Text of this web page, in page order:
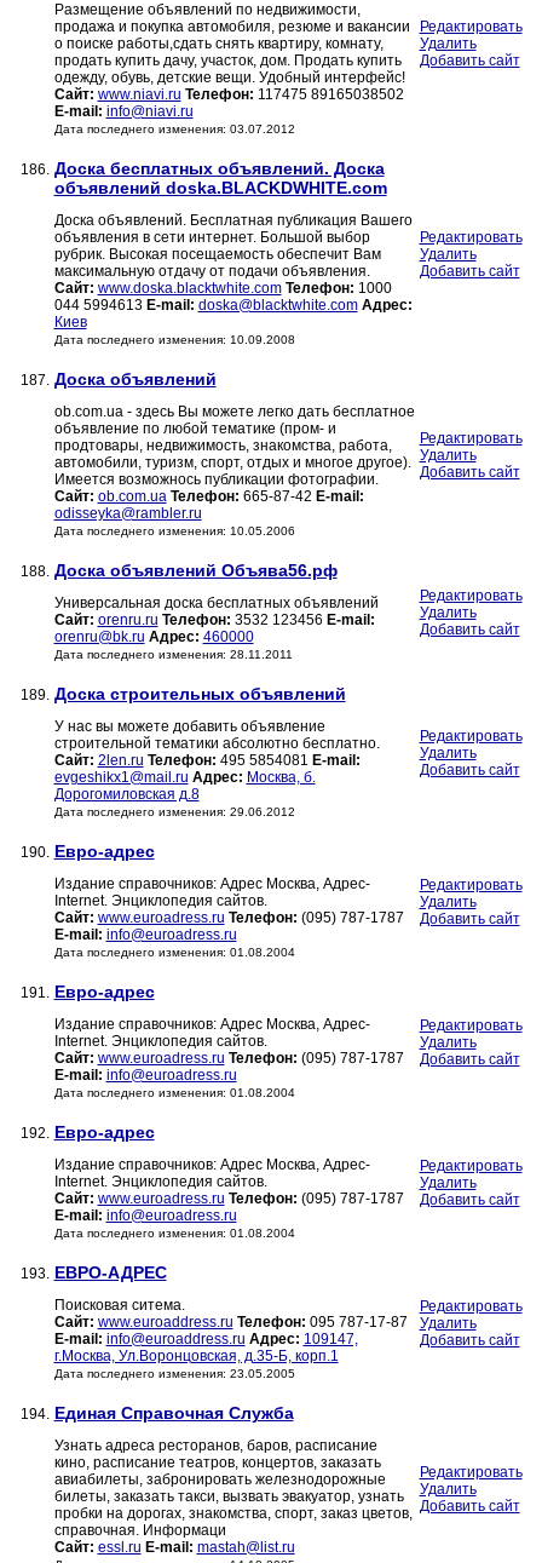
Размещение объявлений по недвижимости,
продажа и покупка автомобиля, резюме и вакансии
о поиске работы,сдать снять квартиру, комнату,
продать купить дачу, участок, дом. Продать купить
одежду, обувь, детские вещи. Удобный интерфейс!
Сайт: www.niavi.ru Телефон: 117475 89165038502
E-mail: info@niavi.ru
Дата последнего изменения: 03.07.2012
Редактировать
Удалить
Добавить сайт
186. Доска бесплатных объявлений. Доска
объявлений doska.BLACKDWHITE.com
Доска объявлений. Бесплатная публикация Вашего
объявления в сети интернет. Большой выбор
рубрик. Высокая посещаемость обеспечит Вам
максимальную отдачу от подачи объявления.
Сайт: www.doska.blacktwhite.com Телефон: 1000
044 5994613 E-mail: doska@blacktwhite.com Адрес:
Киев
Дата последнего изменения: 10.09.2008
Редактировать
Удалить
Добавить сайт
187. Доска объявлений
оb.com.ua - здесь Вы можете легко дать бесплатное
объявление по любой тематике (пром- и
продтовары, недвижимость, знакомства, работа,
автомобили, туризм, спорт, отдых и многое другое).
Имеется возможнось публикации фотографии.
Сайт: ob.com.ua Телефон: 665-87-42 E-mail:
odisseyka@rambler.ru
Дата последнего изменения: 10.05.2006
Редактировать
Удалить
Добавить сайт
188. Доска объявлений Объява56.рф
Универсальная доска бесплатных объявлений
Сайт: orenru.ru Телефон: 3532 123456 E-mail:
orenru@bk.ru Адрес: 460000
Дата последнего изменения: 28.11.2011
Редактировать
Удалить
Добавить сайт
189. Доска строительных объявлений
У нас вы можете добавить объявление
строительной тематики абсолютно бесплатно.
Сайт: 2len.ru Телефон: 495 5854081 E-mail:
evgeshikx1@mail.ru Адрес: Москва, б.
Дорогомиловская д.8
Дата последнего изменения: 29.06.2012
Редактировать
Удалить
Добавить сайт
190. Евро-адрес
Издание справочников: Адрес Москва, Адрес-
Internet. Энциклопедия сайтов.
Сайт: www.euroadress.ru Телефон: (095) 787-1787
E-mail: info@euroadress.ru
Дата последнего изменения: 01.08.2004
Редактировать
Удалить
Добавить сайт
191. Евро-адрес
Издание справочников: Адрес Москва, Адрес-
Internet. Энциклопедия сайтов.
Сайт: www.euroadress.ru Телефон: (095) 787-1787
E-mail: info@euroadress.ru
Дата последнего изменения: 01.08.2004
Редактировать
Удалить
Добавить сайт
192. Евро-адрес
Издание справочников: Адрес Москва, Адрес-
Internet. Энциклопедия сайтов.
Сайт: www.euroadress.ru Телефон: (095) 787-1787
E-mail: info@euroadress.ru
Дата последнего изменения: 01.08.2004
Редактировать
Удалить
Добавить сайт
193. ЕВРО-АДРЕС
Поисковая ситема.
Сайт: www.euroaddress.ru Телефон: 095 787-17-87
E-mail: info@euroaddress.ru Адрес: 109147,
г.Москва, Ул.Воронцовская, д.35-Б, корп.1
Дата последнего изменения: 23.05.2005
Редактировать
Удалить
Добавить сайт
194. Единая Справочная Служба
Узнать адреса ресторанов, баров, расписание
кино, расписание театров, концертов, заказать
авиабилеты, забронировать железнодорожные
билеты, заказать такси, вызвать эвакуатор, узнать
пробки на дорогах, знакомства, спорт, заказ цветов,
справочная. Информаци
Сайт: essl.ru E-mail: mastah@list.ru
Редактировать
Удалить
Добавить сайт